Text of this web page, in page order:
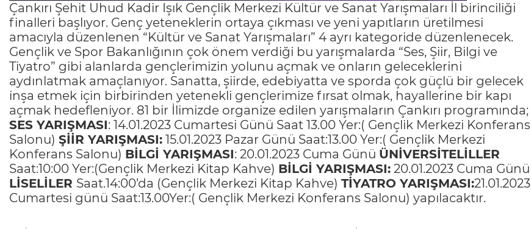
Çankırı Şehit Uhud Kadir Işık Gençlik Merkezi Kültür ve Sanat Yarışmaları İl birinciliği
finalleri başlıyor. Genç yeteneklerin ortaya çıkması ve yeni yapıtların üretilmesi
amacıyla düzenlenen “Kültür ve Sanat Yarışmaları” 4 ayrı kategoride düzenlenecek.
Gençlik ve Spor Bakanlığının çok önem verdiği bu yarışmalarda “Ses, Şiir, Bilgi ve
Tiyatro” gibi alanlarda gençlerimizin yolunu açmak ve onların geleceklerini
aydınlatmak amaçlanıyor. Sanatta, şiirde, edebiyatta ve sporda çok güçlü bir gelecek
inşa etmek için birbirinden yetenekli gençlerimize fırsat olmak, hayallerine bir kapı
açmak hedefleniyor. 81 bir İlimizde organize edilen yarışmaların Çankırı programında;
SES YARIŞMASI: 14.01.2023 Cumartesi Günü Saat 13.00 Yer:( Gençlik Merkezi Konferans
Salonu) ŞİİR YARIŞMASI: 15.01.2023 Pazar Günü Saat:13.00 Yer:( Gençlik Merkezi
Konferans Salonu) BİLGİ YARIŞMASI: 20.01.2023 Cuma Günü ÜNİVERSİTELİLLER
Saat:10:00 Yer:(Gençlik Merkezi Kitap Kahve) BİLGİ YARIŞMASI: 20.01.2023 Cuma Günü
LİSELİLER Saat.14:00’da (Gençlik Merkezi Kitap Kahve) TİYATRO YARIŞMASI:21.01.2023
Cumartesi günü Saat:13.00Yer:( Gençlik Merkezi Konferans Salonu) yapılacaktır.